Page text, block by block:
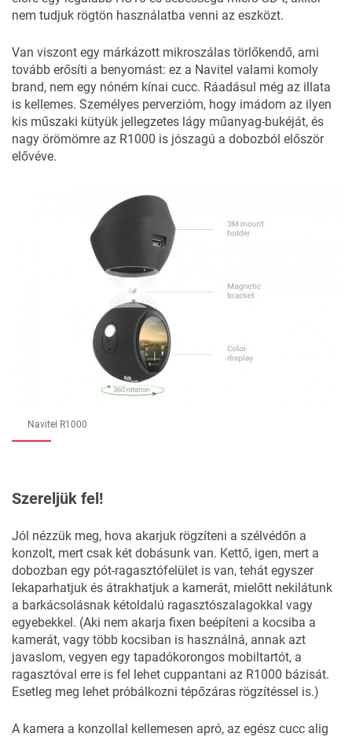
nem tudjuk rögtön használatba venni az eszközt.
Van viszont egy márkázott mikroszálas törlőkendő, ami
tovább erősíti a benyomást: ez a Navitel valami komoly
brand, nem egy nóném kínai cucc. Ráadásul még az illata
is kellemes. Személyes perverzióm, hogy imádom az ilyen
kis műszaki kütyük jellegzetes lágy műanyag-bukéját, és
nagy örömömre az R1000 is jószagú a dobozból először
elővéve.
Navitel R1000
Szereljük fel!
Jól nézzük meg, hova akarjuk rögzíteni a szélvédőn a
konzolt, mert csak két dobásunk van. Kettő, igen, mert a
dobozban egy pót-ragasztófelület is van, tehát egyszer
lekaparhatjuk és átrakhatjuk a kamerát, mielőtt nekilátunk
a barkácsolásnak kétoldalú ragasztószalagokkal vagy
egyebekkel. (Aki nem akarja fixen beépíteni a kocsiba a
kamerát, vagy több kocsiban is használná, annak azt
javaslom, vegyen egy tapadókorongos mobiltartót, a
ragasztóval erre is fel lehet cuppantani az R1000 bázisát.
Esetleg meg lehet próbálkozni tépőzáras rögzítéssel is.)
A kamera a konzollal kellemesen apró, az egész cucc alig